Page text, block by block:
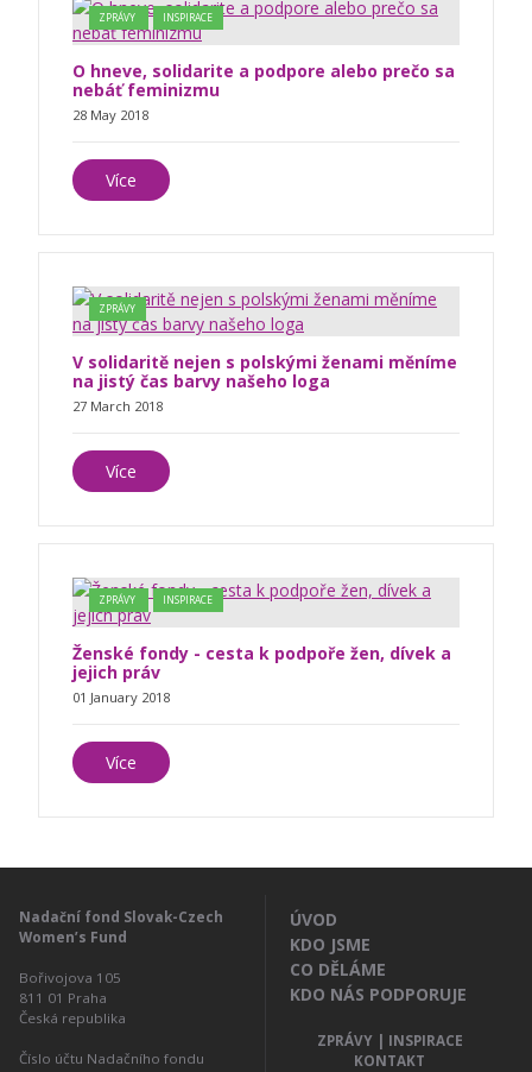
ZPRÁVY INSPIRACE
O hneve, solidarite a podpore alebo prečo sa
nebáť feminizmu
28 May 2018
Více
ZPRÁVY
V solidaritě nejen s polskými ženami měníme
na jistý čas barvy našeho loga
27 March 2018
Více
ZPRÁVY INSPIRACE
Ženské fondy - cesta k podpoře žen, dívek a
jejich práv
01 January 2018
Více
Nadační fond Slovak-Czech
Women’s Fund
Bořivojova 105
811 01 Praha
Česká republika
Číslo účtu Nadačního fondu
ÚVOD
KDO JSME
CO DĚLÁME
KDO NÁS PODPORUJE
ZPRÁVY | INSPIRACE
KONTAKT